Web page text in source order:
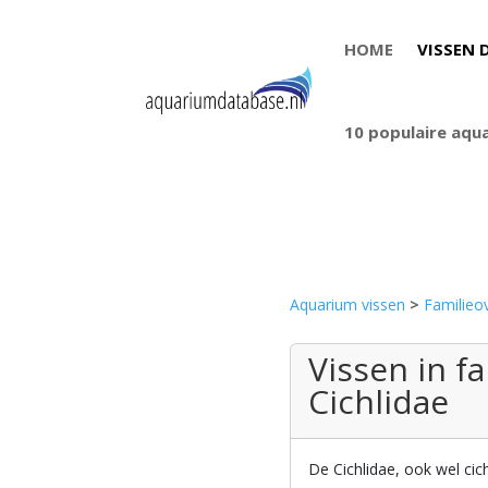
HOME VISSEN
10 populaire
Aquarium vissen >
Vissen in
Cichlidae
De Cichlidae, ook wel